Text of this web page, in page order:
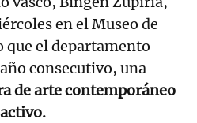
en el Museo de
que el departamento
consecutivo, una
de arte contemporáneo